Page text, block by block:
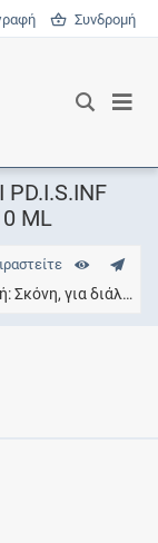
Συνδρομή
PD.I.S.INF
ML
Σκόνη, για διάλυμα